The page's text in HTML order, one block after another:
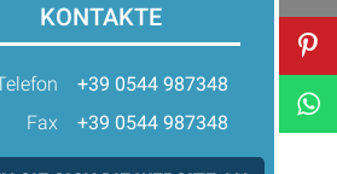
KONTAKTE
+39 0544 987348
Fax
+39 0544 987348